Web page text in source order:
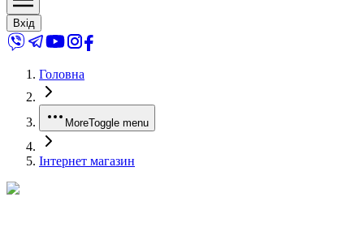
Вхід
Головна
MoreToggle menu
Інтернет магазин